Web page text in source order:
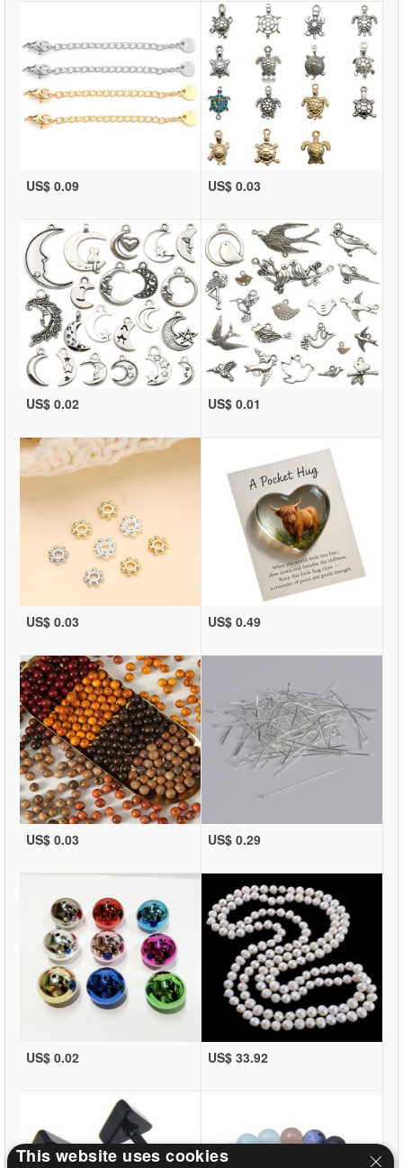
US$ 0.09 US$ 0.03
US$ 0.02 US$ 0.01
US$ 0.03 US$ 0.49
US$ 0.03 US$ 0.29
US$ 0.02 US$ 33.92
This website uses cookies